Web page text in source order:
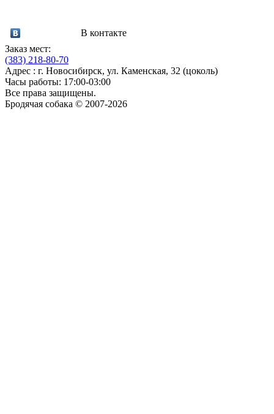
В контакте
Заказ мест:
(383) 218-80-70
Адрес : г. Новосибирск, ул. Каменская, 32 (цоколь)
Часы работы: 17:00-03:00
Все права защищены.
Бродячая собака © 2007-2026